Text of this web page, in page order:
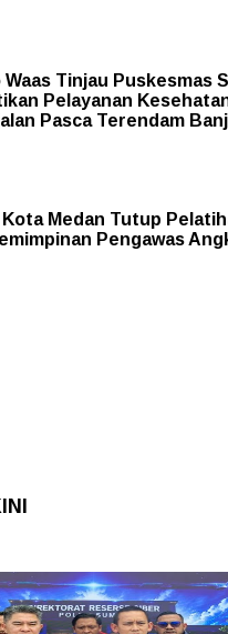
Waas Tinjau Puskesmas
Pelayanan
Pasca Terendam
Kota Medan Tutup
Pengawas